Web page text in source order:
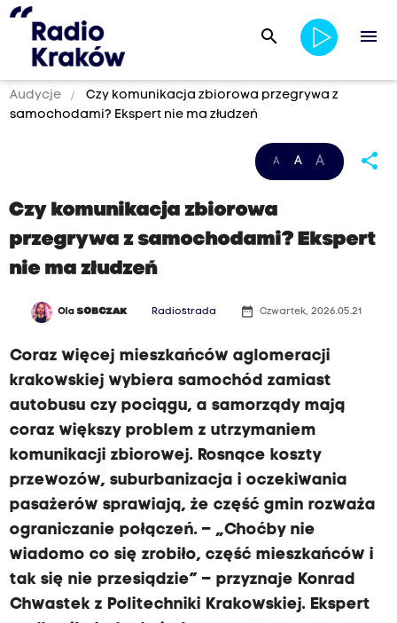
search menu
Audycje
Czy komunikacja zbiorowa przegrywa z
samochodami? Ekspert nie ma złudzeń
A A A share
Czy komunikacja zbiorowa
przegrywa z samochodami? Ekspert
nie ma złudzeń
OlaSOBCZAK Radiostrada date_range Czwartek, 2026.05.21
Coraz więcej mieszkańców aglomeracji
krakowskiej wybiera samochód zamiast
autobusu czy pociągu, a samorządy mają
coraz większy problem z utrzymaniem
komunikacji zbiorowej. Rosnące koszty
przewozów, suburbanizacja i oczekiwania
pasażerów sprawiają, że część gmin rozważa
ograniczanie połączeń. – „Choćby nie
wiadomo co się zrobiło, część mieszkańców i
tak się nie przesiądzie” – przyznaje Konrad
Chwastek z Politechniki Krakowskiej. Ekspert